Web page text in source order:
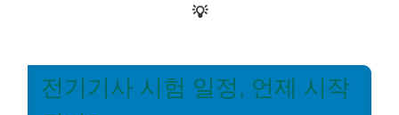
💡
전기기사 시험 일정, 언제 시작